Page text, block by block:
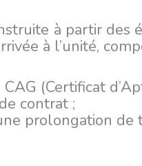
à partir des
à l’unité,
(Certificat
contrat ;
prolongation de